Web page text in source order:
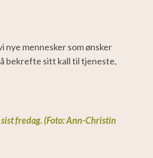
mennesker som ønsker
bekrefte sitt kall til tjeneste,
fredag. (Foto: Ann-Christin